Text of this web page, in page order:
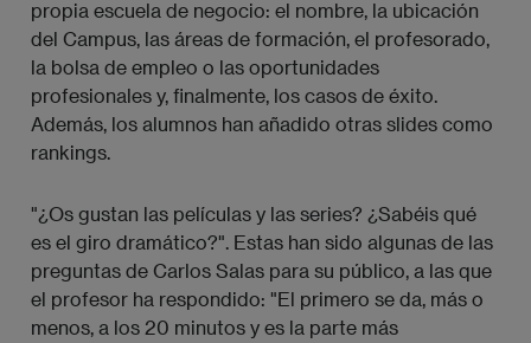
propia escuela de negocio: el nombre, la ubicación
del Campus, las áreas de formación, el profesorado,
la bolsa de empleo o las oportunidades
profesionales y, finalmente, los casos de éxito.
Además, los alumnos han añadido otras slides como
rankings.
"¿Os gustan las películas y las series? ¿Sabéis qué
es el giro dramático?". Estas han sido algunas de las
preguntas de Carlos Salas para su público, a las que
el profesor ha respondido: "El primero se da, más o
menos, a los 20 minutos y es la parte más